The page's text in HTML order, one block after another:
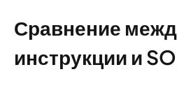
Сравнение
инструкции и